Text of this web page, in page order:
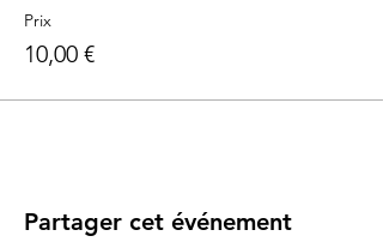
Prix
10,00 €
Partager cet événement